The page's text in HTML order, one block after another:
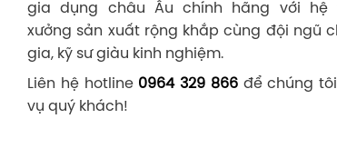
gia dụng châu Âu chính hãng với hệ
xưởng sản xuất rộng khắp cùng đội ngũ
gia, kỹ sư giàu kinh nghiệm.
Liên hệ hotline 0964 329 866để chúng
vụ quý khách!